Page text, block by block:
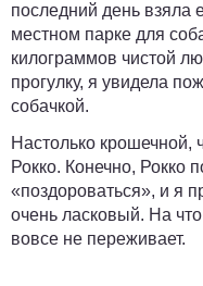
последний день взяла
местном парке для
килограммов чистой
прогулку, я увидела
собачкой.
Настолько
Рокко. Конечно, Рокко
«поздороваться», и я
очень ласковый. На
вовсе не переживает.